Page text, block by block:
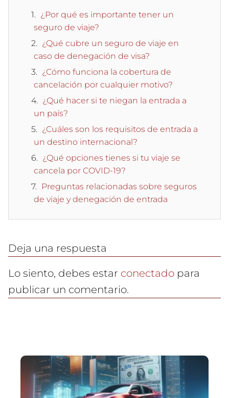
¿Por qué es importante tener un
seguro de viaje?
¿Qué cubre un seguro de viaje en
caso de denegación de visa?
¿Cómo funciona la cobertura de
cancelación por cualquier motivo?
¿Qué hacer si te niegan la entrada a
un país?
¿Cuáles son los requisitos de entrada a
un destino internacional?
¿Qué opciones tienes si tu viaje se
cancela por COVID-19?
Preguntas relacionadas sobre seguros
de viaje y denegación de entrada
Deja una respuesta
Lo siento, debes estar conectado para
publicar un comentario.